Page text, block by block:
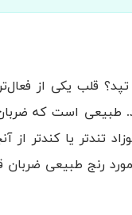
قلب یکی از
بار می‌تپد. طبیعی
تندتر یا کندتر از
مورد رنج طبیعی